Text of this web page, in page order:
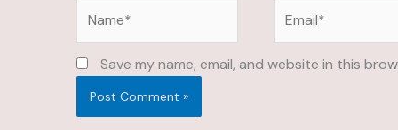
Save my name, email, and website in this